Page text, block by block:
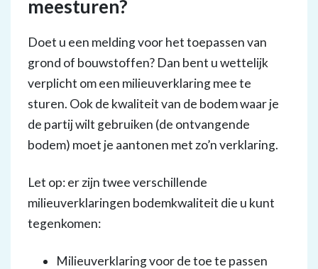
meesturen?
Doet u een melding voor het toepassen van
grond of bouwstoffen? Dan bent u wettelijk
verplicht om een milieuverklaring mee te
sturen. Ook de kwaliteit van de bodem waar je
de partij wilt gebruiken (de ontvangende
bodem) moet je aantonen met zo’n verklaring.
Let op: er zijn twee verschillende
milieuverklaringen bodemkwaliteit die u kunt
tegenkomen:
Milieuverklaring voor de toe te passen